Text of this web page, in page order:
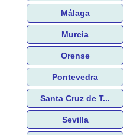
Málaga
Murcia
Orense
Pontevedra
Santa Cruz de T...
Sevilla